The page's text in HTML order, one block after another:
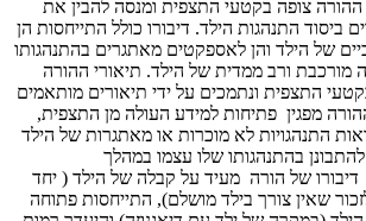
צופה בקטעי התצפית ומנסה להבין את
ביסוד התנהגות הילד. דיבורו כולל התייחסות הן
של הילד והן לאספקטים מאתגרים בהתנהגותו
מורכבת ורב ממדית של הילד. תיאורי ההורה
התצפית ונתמכים על ידי תיאורים מותאמים
מפגין פתיחות למידע העולה מן התצפית,
התנהגויות לא מוכרות או מאתגרות של הילד
בהתנהגותו שלו עצמו במהלך
של הורה מעיד על קבלה של הילד ( יחד
שאין צורך בילד מושלם), התייחסות פתוחה